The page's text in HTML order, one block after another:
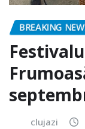
BREAKING
clujazi